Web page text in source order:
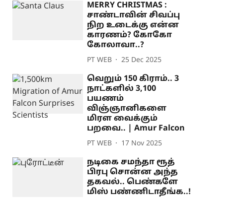
MERRY CHRISTMAS :
சாண்டாவின் சிவப்பு
நிற உடைக்கு என்ன
காரணம்? கோகோ
கோலாவா..?
PT WEB 25 Dec 2025
வெறும் 150 கிராம்.. 3
நாட்களில் 3,100
பயணம்
விஞ்ஞானிகளை
மிரள வைக்கும்
பறவை.. | Amur Falcon
PT WEB 17 Nov 2025
நடிகை சமந்தா ரூத்
பிரபு சொன்ன அந்த
தகவல்.. பெண்களே
மிஸ் பண்ணிடாதீங்க..!